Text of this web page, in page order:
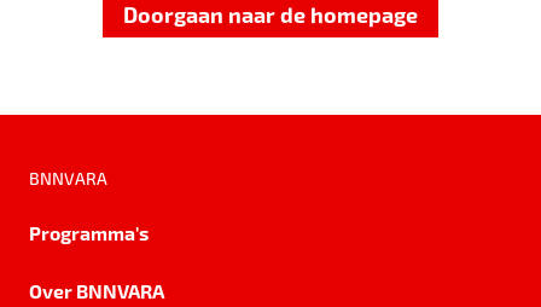
Doorgaan naar de homepage
BNNVARA
Programma's
Over BNNVARA